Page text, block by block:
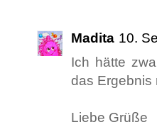
Madita 10.
Ich hätte
das Ergebnis
Liebe Grüße